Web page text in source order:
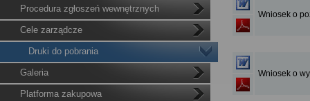
Procedura zgłoszeń wewnętrznych
Cele zarządcze
Druki do pobrania
Galeria
Platforma zakupowa
Wniosek o
Wniosek o